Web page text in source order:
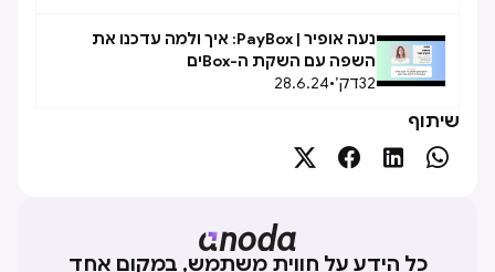
נעה אופיר | PayBox: איך ולמה עדכנו את
השפה עם השקת ה-Boxים
32דק׳•
28.6.24
שיתוף




כל הידע על חווית משתמש, במקום אחד